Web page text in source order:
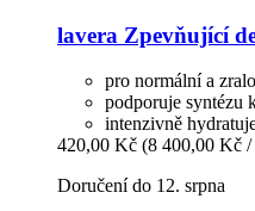
lavera Zpevňující
pro normální a
podporuje syntézu
intenzivně
420,00 Kč (8 400,00 Kč
Doručení do 12. srpna